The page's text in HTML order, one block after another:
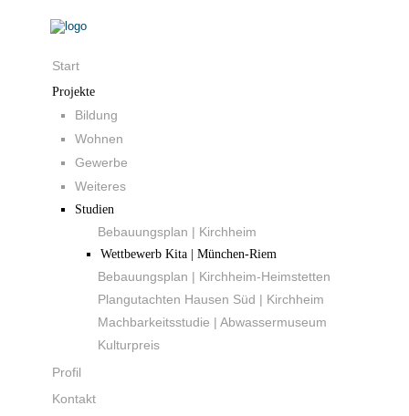
Start
Projekte
Bildung
Wohnen
Gewerbe
Weiteres
Studien
Bebauungsplan | Kirchheim
Wettbewerb Kita | München‐Riem
Bebauungsplan | Kirchheim‐Heimstetten
Plangutachten Hausen Süd | Kirchheim
Machbarkeitsstudie | Abwassermuseum
Kulturpreis
Profil
Kontakt